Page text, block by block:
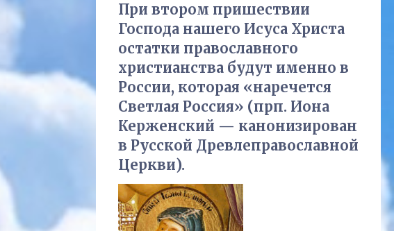
При втором пришествии
Господа нашего Исуса Христа
остатки православного
христианства будут именно в
России, которая «наречется
Светлая Россия» (прп. Иона
Керженский — канонизирован
в Русской Древлеправославной
Церкви).